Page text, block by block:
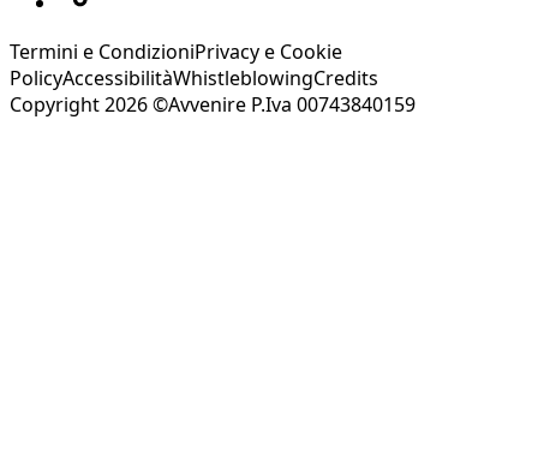
Termini e CondizioniPrivacy e Cookie
PolicyAccessibilitàWhistleblowingCredits
Copyright 2026 ©Avvenire P.Iva 00743840159